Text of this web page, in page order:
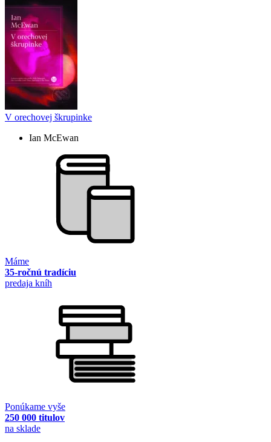
V orechovej škrupinke
Ian McEwan
Máme
35-ročnú tradíciu
predaja kníh
Ponúkame vyše
250 000 titulov
na sklade